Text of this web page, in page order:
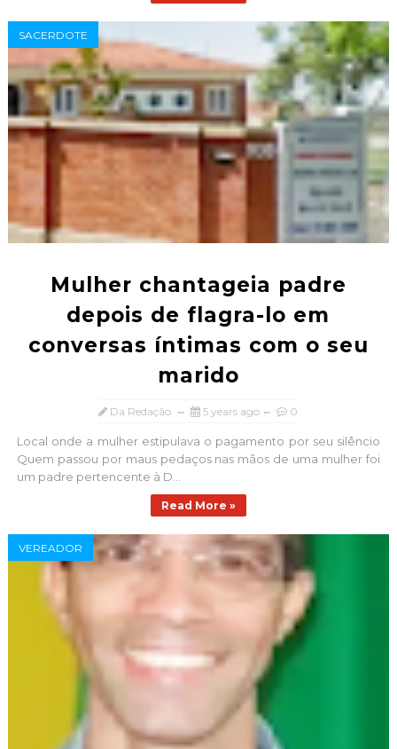
SACERDOTE
Mulher chantageia padre
depois de flagra-lo em
conversas íntimas com o seu
marido
Da Redação 5 years ago 0
Local onde a mulher estipulava o pagamento por seu silêncio
Quem passou por maus pedaços nas mãos de uma mulher foi
um padre pertencente à D...
Read More »
VEREADOR